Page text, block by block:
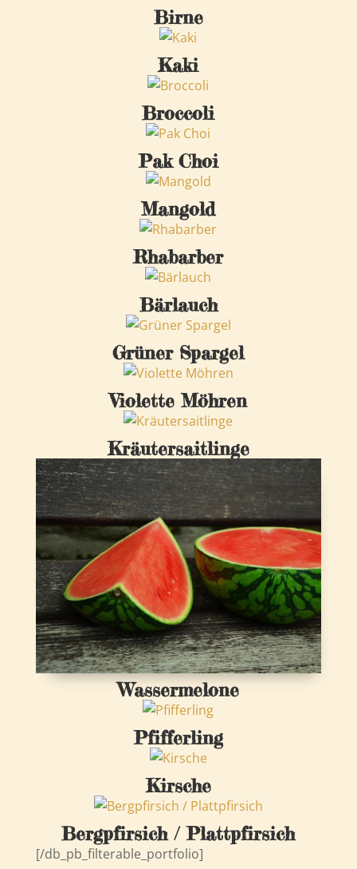
Birne
Kaki
Broccoli
Pak Choi
Mangold
Rhabarber
Bärlauch
Grüner Spargel
Violette Möhren
Kräutersaitlinge
Wassermelone
Pfifferling
Kirsche
Bergpfirsich / Plattpfirsich
[/db_pb_filterable_portfolio]